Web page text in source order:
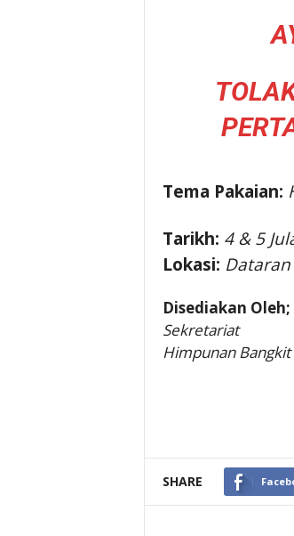
Tema Pakaian:
Tarikh: 4 & 5
Lokasi:
Disediakan Oleh;
Sekretariat
Himpunan Bangkit
SHARE